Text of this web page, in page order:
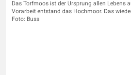
Das Torfmoos ist der Ursprung allen Lebens
Vorarbeit entstand das Hochmoor. Das
Foto: Buss